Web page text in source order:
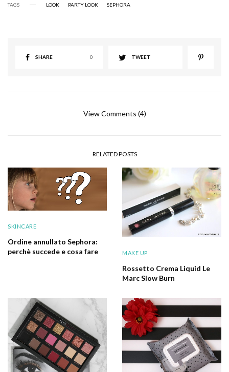
TAGS LOOK PARTY LOOK SEPHORA
SHARE 0 TWEET
View Comments (4)
RELATED POSTS
SKINCARE
Ordine annullato Sephora:
perchè succede e cosa fare
MAKE UP
Rossetto Crema Liquid Le
Marc Slow Burn